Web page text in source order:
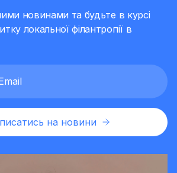
новинами та будьте в курсі
локальної філантропії в
на новини